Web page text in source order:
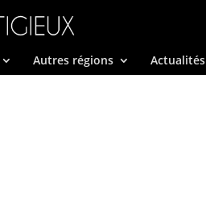
Autres régions Actualités